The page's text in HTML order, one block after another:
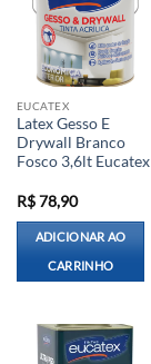
EUCATEX
Latex Gesso E
Drywall Branco
Fosco 3,6lt Eucatex
R$78,90
ADICIONAR AO
CARRINHO